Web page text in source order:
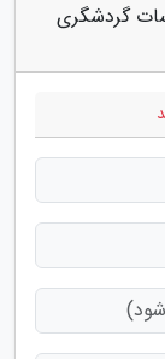
گردشگری